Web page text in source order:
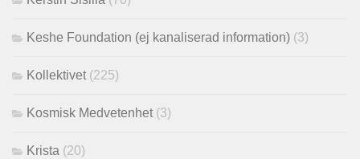
Keshe Foundation (ej kanaliserad information) (3)
Kollektivet (225)
Kosmisk Medvetenhet (3)
Krista (20)